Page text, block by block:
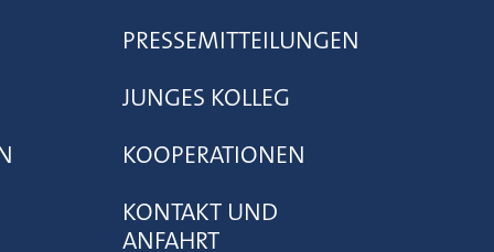
PRESSEMITTEILUNGEN
JUNGES KOLLEG
KOOPERATIONEN
KONTAKT UND
ANFAHRT